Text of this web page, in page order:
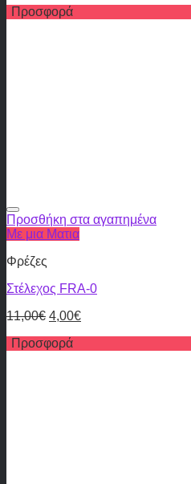
Προσφορά
Προσθήκη στα αγαπημένα
Με μια Ματια
Φρέζες
Στέλεχος FRA-0
11,00€ 4,00€
Προσφορά